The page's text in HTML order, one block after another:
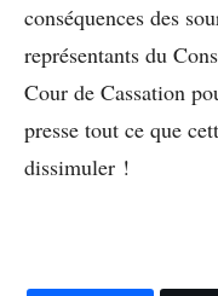
conséquences des
représentants du
Cour de Cassation
presse tout ce que
dissimuler !